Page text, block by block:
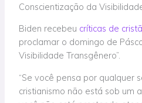
Conscientização da
Biden recebeu críticas de
proclamar o domingo de
Visibilidade Transgênero”.
“Se você pensa por qualquer
cristianismo não está sob um